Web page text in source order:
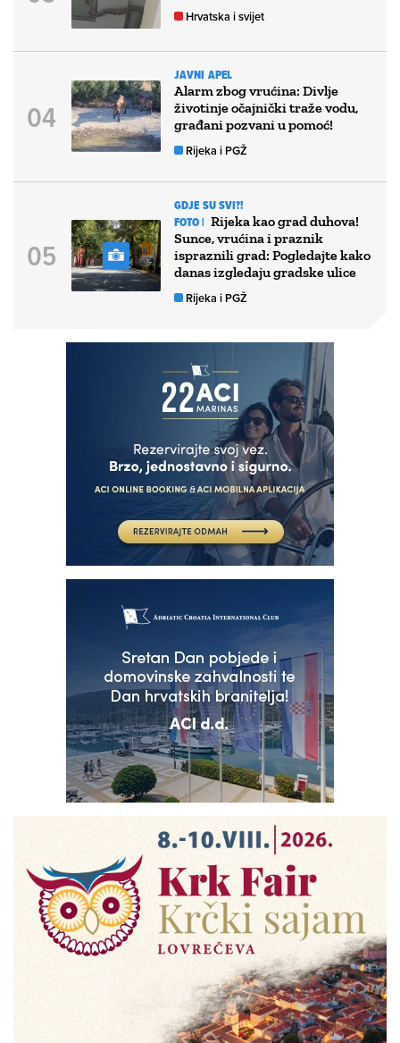
Hrvatska i svijet
JAVNI APEL
Alarm zbog vrućina: Divlje
životinje očajnički traže vodu,
građani pozvani u pomoć!
Rijeka i PGŽ
GDJE SU SVI?!
FOTO | Rijeka kao grad duhova!
Sunce, vrućina i praznik
ispraznili grad: Pogledajte kako
danas izgledaju gradske ulice
Rijeka i PGŽ